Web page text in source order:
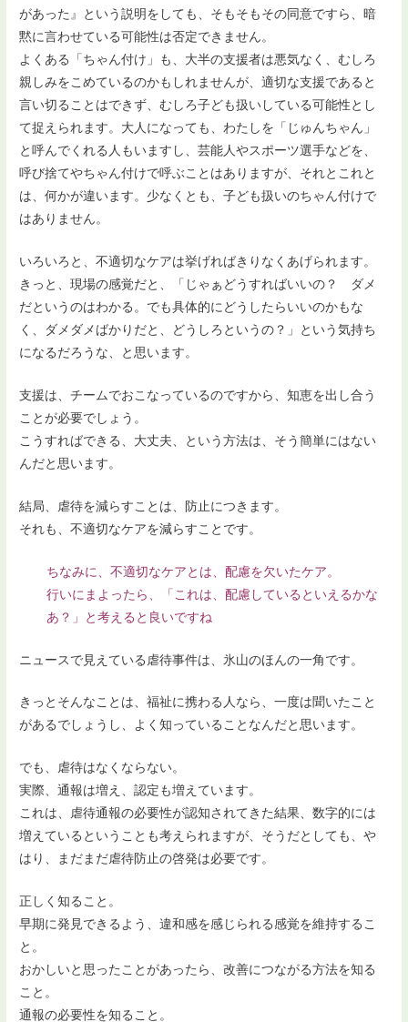
があった』という説明をしても、そもそもその同意ですら、暗
黙に言わせている可能性は否定できません。
よくある「ちゃん付け」も、大半の支援者は悪気なく、むしろ
親しみをこめているのかもしれませんが、適切な支援であると
言い切ることはできず、むしろ子ども扱いしている可能性とし
て捉えられます。大人になっても、わたしを「じゅんちゃん」
と呼んでくれる人もいますし、芸能人やスポーツ選手などを、
呼び捨てやちゃん付けで呼ぶことはありますが、それとこれと
は、何かが違います。少なくとも、子ども扱いのちゃん付けで
はありません。
いろいろと、不適切なケアは挙げればきりなくあげられます。
きっと、現場の感覚だと、「じゃぁどうすればいいの？ ダメ
だというのはわかる。でも具体的にどうしたらいいのかもな
く、ダメダメばかりだと、どうしろというの？」という気持ち
になるだろうな、と思います。
支援は、チームでおこなっているのですから、知恵を出し合う
ことが必要でしょう。
こうすればできる、大丈夫、という方法は、そう簡単にはない
んだと思います。
結局、虐待を減らすことは、防止につきます。
それも、不適切なケアを減らすことです。
ちなみに、不適切なケアとは、配慮を欠いたケア。
行いにまよったら、「これは、配慮しているといえるかな
あ？」と考えると良いですね
ニュースで見えている虐待事件は、氷山のほんの一角です。
きっとそんなことは、福祉に携わる人なら、一度は聞いたこと
があるでしょうし、よく知っていることなんだと思います。
でも、虐待はなくならない。
実際、通報は増え、認定も増えています。
これは、虐待通報の必要性が認知されてきた結果、数字的には
増えているということも考えられますが、そうだとしても、や
はり、まだまだ虐待防止の啓発は必要です。
正しく知ること。
早期に発見できるよう、違和感を感じられる感覚を維持するこ
と。
おかしいと思ったことがあったら、改善につながる方法を知る
こと。
通報の必要性を知ること。